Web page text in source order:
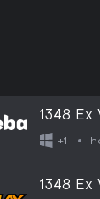
1348 Ex
+1
1348